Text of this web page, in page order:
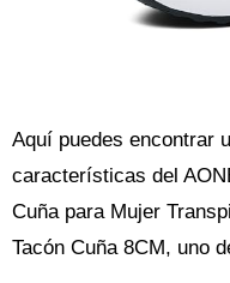
Aquí puedes encontrar
características del
Cuña para Mujer
Tacón Cuña 8CM, uno